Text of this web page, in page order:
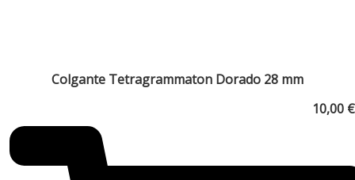
Colgante Tetragrammaton Dorado 28 mm
10,00 €